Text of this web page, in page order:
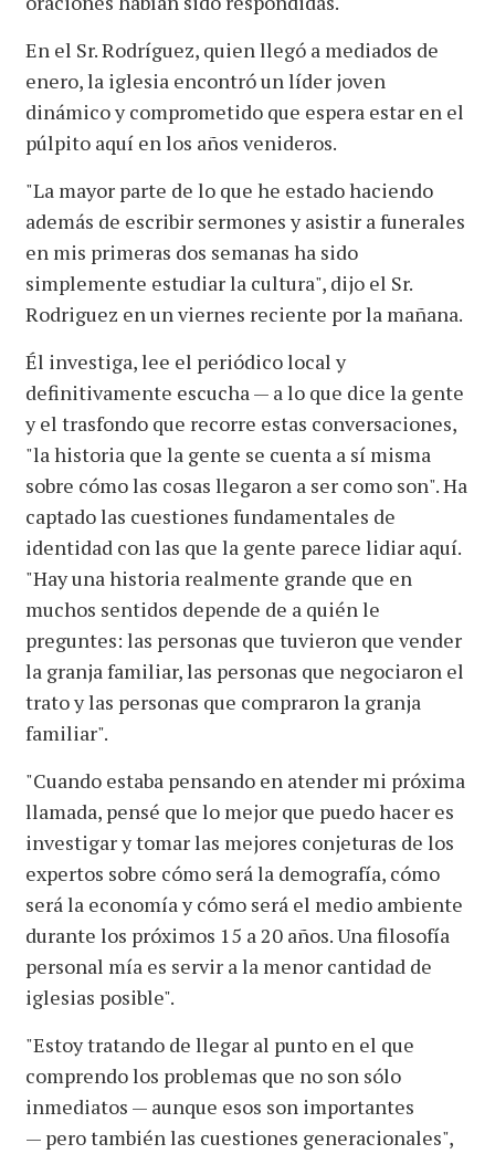
En el Sr. Rodríguez, quien llegó a mediados de
enero, la iglesia encontró un líder joven
dinámico y comprometido que espera estar en el
púlpito aquí en los años venideros.
"La mayor parte de lo que he estado haciendo
además de escribir sermones y asistir a funerales
en mis primeras dos semanas ha sido
simplemente estudiar la cultura", dijo el Sr.
Rodriguez en un viernes reciente por la mañana.
Él investiga, lee el periódico local y
definitivamente escucha — a lo que dice la gente
y el trasfondo que recorre estas conversaciones,
"la historia que la gente se cuenta a sí misma
sobre cómo las cosas llegaron a ser como son". Ha
captado las cuestiones fundamentales de
identidad con las que la gente parece lidiar aquí.
"Hay una historia realmente grande que en
muchos sentidos depende de a quién le
preguntes: las personas que tuvieron que vender
la granja familiar, las personas que negociaron el
trato y las personas que compraron la granja
familiar".
"Cuando estaba pensando en atender mi próxima
llamada, pensé que lo mejor que puedo hacer es
investigar y tomar las mejores conjeturas de los
expertos sobre cómo será la demografía, cómo
será la economía y cómo será el medio ambiente
durante los próximos 15 a 20 años. Una filosofía
personal mía es servir a la menor cantidad de
iglesias posible".
"Estoy tratando de llegar al punto en el que
comprendo los problemas que no son sólo
inmediatos — aunque esos son importantes
— pero también las cuestiones generacionales",